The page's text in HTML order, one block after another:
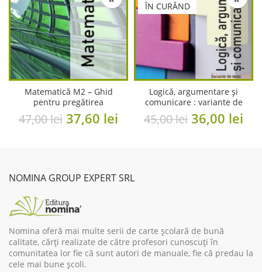
Matematică M2 – Ghid
pentru pregătirea
examenului de bacalaureat
47,00lei Original
37,60 lei Current
ÎN CURÂND
Logică, argumentare şi
comunicare : variante de
teste rezolvate pentru
examenul de bacalaureat
45,00lei Original
36,00 lei
NOMINA GROUP EXPERT SRL
Nomina oferă mai multe serii de carte școlară de bună
calitate, cărți realizate de către profesori cunoscuți în
comunitatea lor fie că sunt autori de manuale, fie că predau la
cele mai bune școli.